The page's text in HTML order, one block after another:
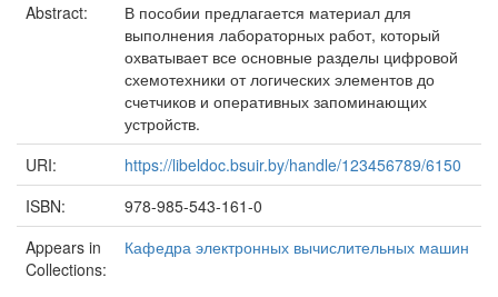
Abstract:
В пособии предлагается материал для
выполнения лабораторных работ, который
охватывает все основные разделы цифровой
схемотехники от логических элементов до
счетчиков и оперативных запоминающих
устройств.
URI:
https://libeldoc.bsuir.by/handle/123456789/6150
ISBN:
978-985-543-161-0
Appears in
Collections:
Кафедра электронных вычислительных машин